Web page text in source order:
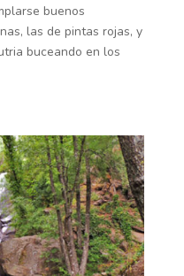
buenos
las de pintas rojas, y
buceando en los